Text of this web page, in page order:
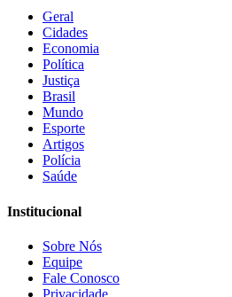
Geral
Cidades
Economia
Política
Justiça
Brasil
Mundo
Esporte
Artigos
Polícia
Saúde
Institucional
Sobre Nós
Equipe
Fale Conosco
Privacidade